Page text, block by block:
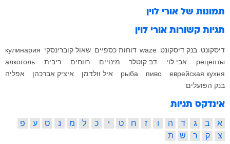
תמונות של אורי לוין
תגיות קשורות אורי לוין
דיסקונט בנק דיסקונט waze דוחות כספיים שאול קוברינסקי кулинария
рецепты
אבי לוי דב קוטלר מינויים רווחים ריבית
алкоголь
еврейская кухня
пиво
рыба איל וולדמן איציק אברכהן
אפליה
בנק הפועלים
אינדקס תגיות
א ב ג ד ה ו ז ח ט י כ ל מ נ ס ע
פ
צ
ק ר ש ת